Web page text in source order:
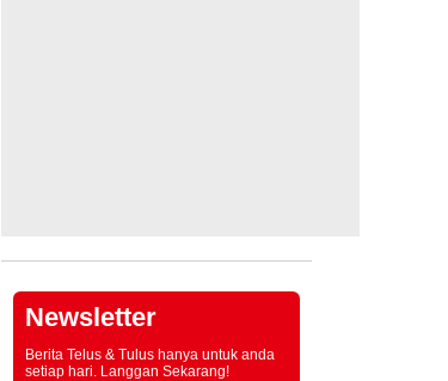
Newsletter
Berita Telus & Tulus hanya untuk anda
setiap hari. Langgan Sekarang!